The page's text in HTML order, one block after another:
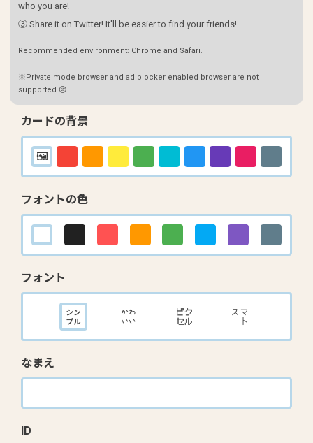
who you are!
③ Share it on Twitter! It'll be easier to find your friends!
Recommended environment: Chrome and Safari.
※Private mode browser and ad blocker enabled browser are not
supported.😢
カードの背景
フォントの色
フォント
なまえ
ID